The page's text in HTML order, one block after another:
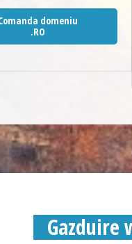
domeniu
.RO
Gazduire